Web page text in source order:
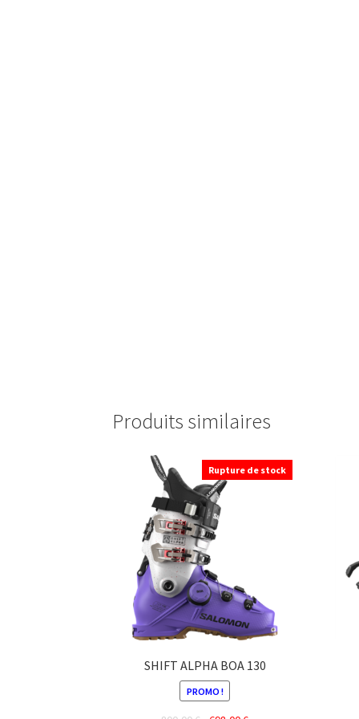
Produits similaires
Rupture de stock
SHIFT ALPHA BOA 130
PROMO !